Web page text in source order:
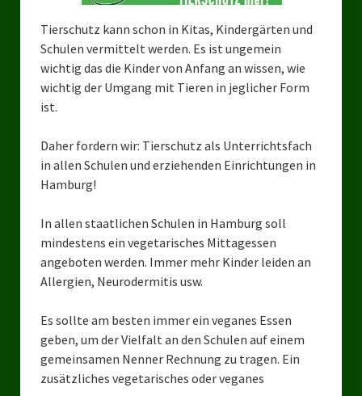
Kreisverband Neuss
Kreisverband Erkrath
Kreisverband Duisburg
Kreisverband Gelsenkirchen
Kreisverband Oberhausen
Kreisverband Bottrop
Landesverbände
Landesverband Nordrhein-Westfalen
Landesverband Thüringen
Landesverband Sachsen-Anhalt
Tierschutz kann schon in Kitas, Kindergärten und
Schulen vermittelt werden. Es ist ungemein
wichtig das die Kinder von Anfang an wissen, wie
wichtig der Umgang mit Tieren in jeglicher Form
ist.
Daher fordern wir: Tierschutz als Unterrichtsfach
in allen Schulen und erziehenden Einrichtungen in
Hamburg!
In allen staatlichen Schulen in Hamburg soll
mindestens ein vegetarisches Mittagessen
angeboten werden. Immer mehr Kinder leiden an
Allergien, Neurodermitis usw.
Es sollte am besten immer ein veganes Essen
geben, um der Vielfalt an den Schulen auf einem
gemeinsamen Nenner Rechnung zu tragen. Ein
zusätzliches vegetarisches oder veganes